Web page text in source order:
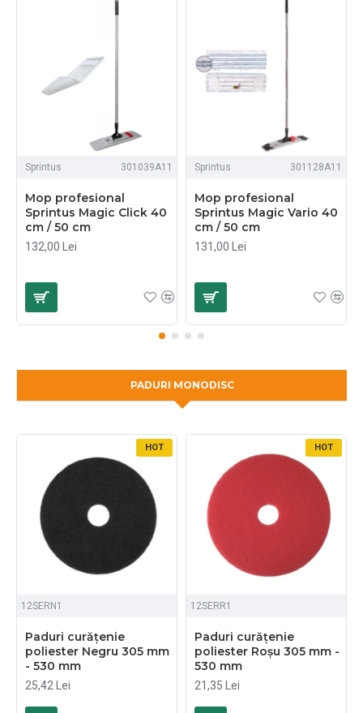
Sprintus 301039A11
Mop profesional
Sprintus Magic Click 40
cm / 50 cm
132,00 Lei
Sprintus 301128A11
Mop profesional
Sprintus Magic Vario 40
cm / 50 cm
131,00 Lei
PADURI MONODISC
HOT
12SERN1
Paduri curățenie
poliester Negru 305 mm
- 530 mm
25,42 Lei
HOT
12SERR1
Paduri curățenie
poliester Roșu 305 mm -
530 mm
21,35 Lei